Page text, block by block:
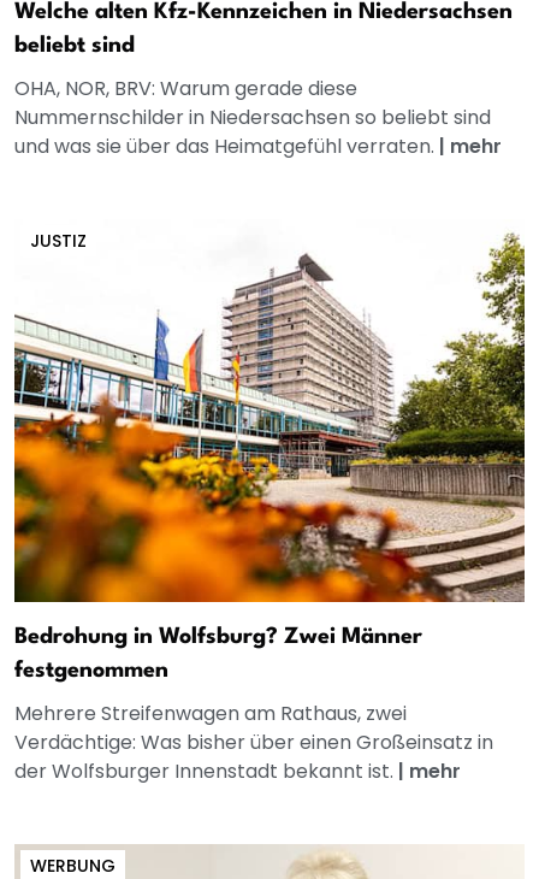
Welche alten Kfz-Kennzeichen in Niedersachsen
beliebt sind
OHA, NOR, BRV: Warum gerade diese
Nummernschilder in Niedersachsen so beliebt sind
und was sie über das Heimatgefühl verraten. | mehr
JUSTIZ
Bedrohung in Wolfsburg? Zwei Männer
festgenommen
Mehrere Streifenwagen am Rathaus, zwei
Verdächtige: Was bisher über einen Großeinsatz in
der Wolfsburger Innenstadt bekannt ist. | mehr
WERBUNG